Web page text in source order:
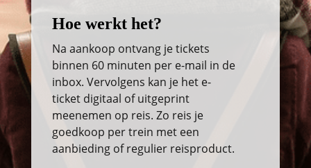
Hoe werkt het?
Na aankoop ontvang je tickets
binnen 60 minuten per e-mail in de
inbox. Vervolgens kan je het e-
ticket digitaal of uitgeprint
meenemen op reis. Zo reis je
goedkoop per trein met een
aanbieding of regulier reisproduct.